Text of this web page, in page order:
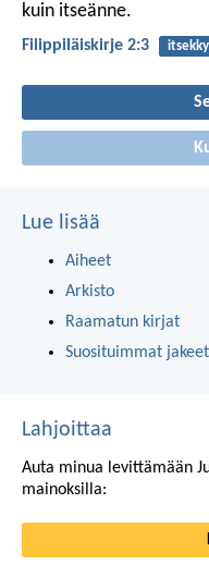
kuin itseänne.
Filippiläiskirje 2:3
Lue lisää
Aiheet
Arkisto
Raamatun kirjat
Suosituimmat jakeet
Lahjoittaa
Auta minua levittämään
mainoksilla: